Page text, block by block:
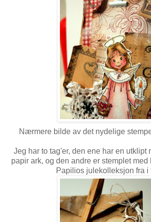
Nærmere bilde av det nydelige
Jeg har to tag'er, den ene har en utklipt
papir ark, og den andre er stemplet med
Papilios julekolleksjon fra i